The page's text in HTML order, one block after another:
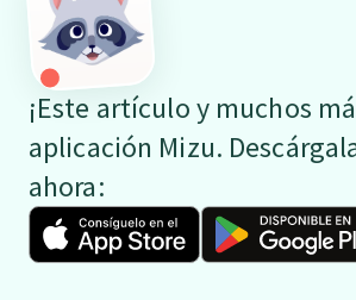
¡Este artículo y muchos
aplicación Mizu.
ahora: